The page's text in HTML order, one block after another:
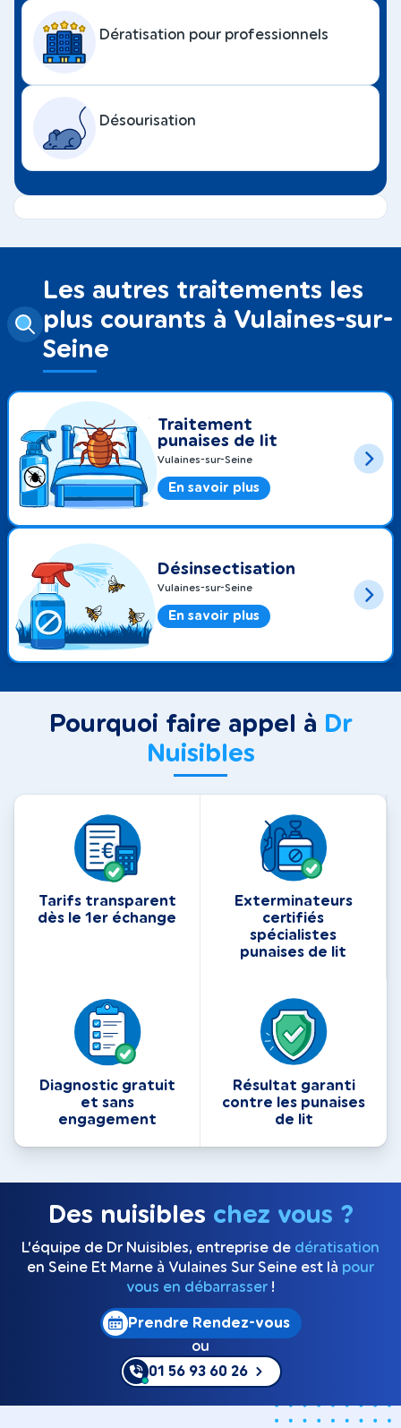
Dératisation pour professionnels
Désourisation
Les autres traitements les
plus courants à Vulaines-sur-
Seine
Traitement
punaises de lit
Vulaines-sur-Seine
En savoir plus
Désinsectisation
Vulaines-sur-Seine
En savoir plus
Pourquoi faire appel à Dr
Nuisibles
Tarifs transparent
dès le 1er échange
Exterminateurs
certifiés
spécialistes
punaises de lit
Diagnostic gratuit
et sans
engagement
Résultat garanti
contre les punaises
de lit
Des nuisibles chez vous ?
L’équipe de Dr Nuisibles, entreprise de dératisation
en Seine Et Marne à Vulaines Sur Seine est là pour
vous en débarrasser!
Prendre Rendez-vous
ou
01 56 93 60 26